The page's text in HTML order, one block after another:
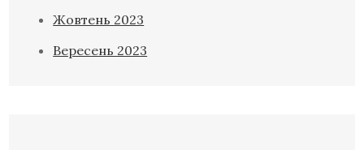
Жовтень 2023
Вересень 2023